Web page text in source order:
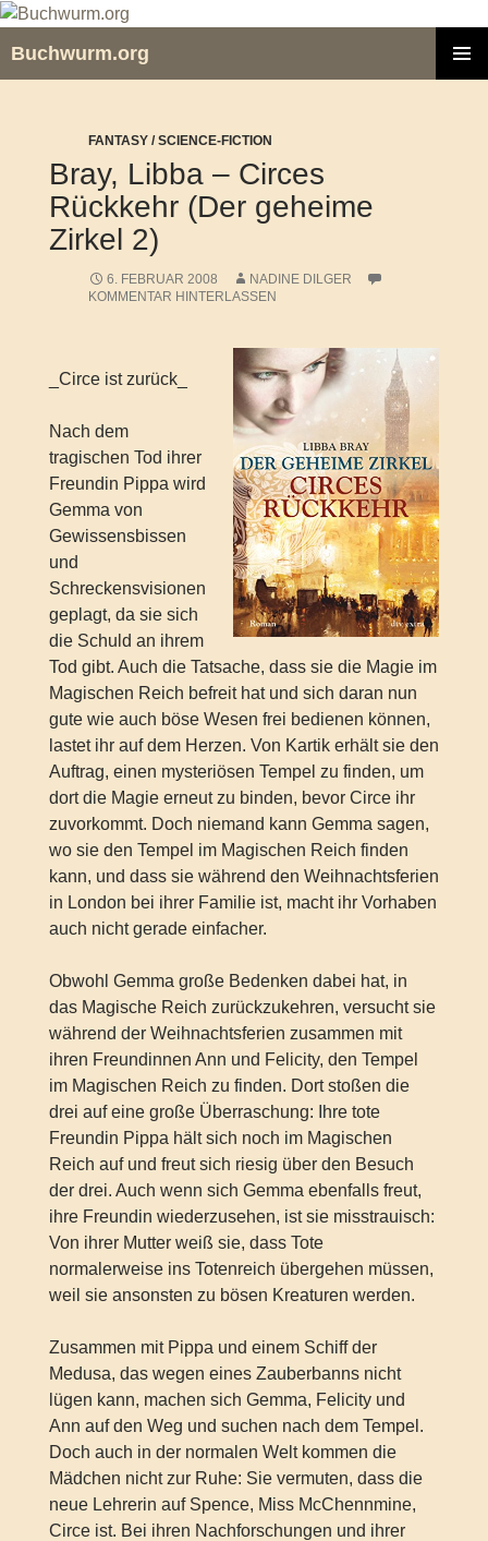
Zum
springen
Buchwurm.org
FANTASY / SCIENCE-FICTION
Bray, Libba – Circes
Rückkehr (Der geheime
Zirkel 2)
6. FEBRUAR 2008
NADINE DILGER
KOMMENTAR HINTERLASSEN
_Circe ist zurück_
Nach dem
tragischen Tod ihrer
Freundin Pippa wird
Gemma von
Gewissensbissen
und
Schreckensvisionen
geplagt, da sie sich
die Schuld an ihrem
Tod gibt. Auch die Tatsache, dass sie die Magie im
Magischen Reich befreit hat und sich daran nun
gute wie auch böse Wesen frei bedienen können,
lastet ihr auf dem Herzen. Von Kartik erhält sie den
Auftrag, einen mysteriösen Tempel zu finden, um
dort die Magie erneut zu binden, bevor Circe ihr
zuvorkommt. Doch niemand kann Gemma sagen,
wo sie den Tempel im Magischen Reich finden
kann, und dass sie während den Weihnachtsferien
in London bei ihrer Familie ist, macht ihr Vorhaben
auch nicht gerade einfacher.
Obwohl Gemma große Bedenken dabei hat, in
das Magische Reich zurückzukehren, versucht sie
während der Weihnachtsferien zusammen mit
ihren Freundinnen Ann und Felicity, den Tempel
im Magischen Reich zu finden. Dort stoßen die
drei auf eine große Überraschung: Ihre tote
Freundin Pippa hält sich noch im Magischen
Reich auf und freut sich riesig über den Besuch
der drei. Auch wenn sich Gemma ebenfalls freut,
ihre Freundin wiederzusehen, ist sie misstrauisch:
Von ihrer Mutter weiß sie, dass Tote
normalerweise ins Totenreich übergehen müssen,
weil sie ansonsten zu bösen Kreaturen werden.
Zusammen mit Pippa und einem Schiff der
Medusa, das wegen eines Zauberbanns nicht
lügen kann, machen sich Gemma, Felicity und
Ann auf den Weg und suchen nach dem Tempel.
Doch auch in der normalen Welt kommen die
Mädchen nicht zur Ruhe: Sie vermuten, dass die
neue Lehrerin auf Spence, Miss McChennmine,
Circe ist. Bei ihren Nachforschungen und ihrer